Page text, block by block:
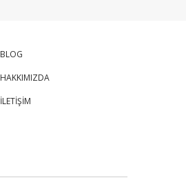
BLOG
HAKKIMIZDA
İLETİŞİM